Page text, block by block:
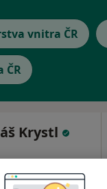
vnitra ČR
ČR
Krystl